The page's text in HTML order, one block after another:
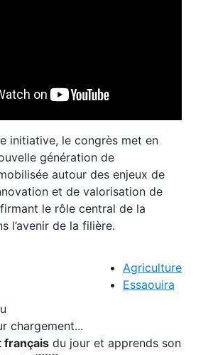
initiative, le congrès met en
génération de
autour des enjeux de
et de valorisation de
le rôle central de la
l’avenir de la filière.
Agriculture
Essaouira
chargement...
français du jour et apprends son